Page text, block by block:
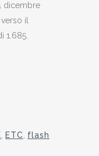
dicembre
il
1.685.
, ETC, flash